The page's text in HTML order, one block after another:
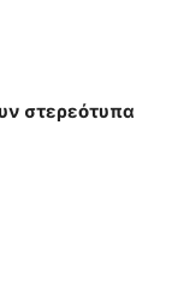
στερεότυπα